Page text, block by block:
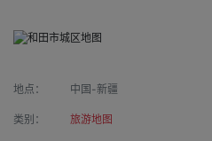
地点： 中国-新疆
类别： 旅游地图